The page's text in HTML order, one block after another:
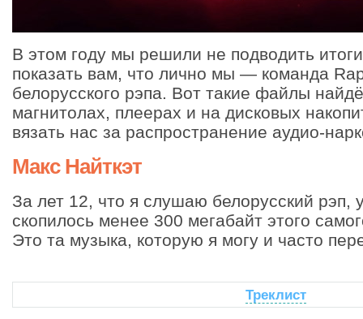
В этом году мы решили не подводить
показать вам, что лично мы — команда
белорусского рэпа. Вот такие файлы
магнитолах, плеерах и на дисковых
вязать нас за распространение аудио-
Макс Найткэт
За лет 12, что я слушаю белорусский рэп,
скопилось менее 300 мегабайт этого
Это та музыка, которую я могу и часто
Треклист